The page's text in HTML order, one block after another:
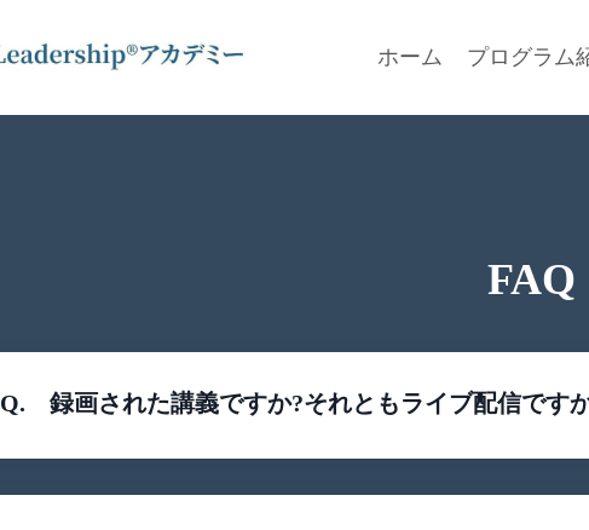
ホーム プログラム
FAQ
Q. 録画された講義ですか?それともライブ配信です